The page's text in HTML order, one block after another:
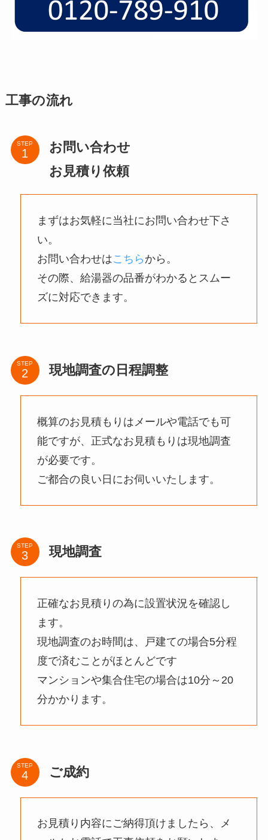
工事の流れ
STEP
お問い合わせ
お見積り依頼
まずはお気軽に当社にお問い合わせ下さ
い。
お問い合わせはこちら から。
その際、給湯器の品番がわかるとスムー
ズに対応できます。
STEP 現地調査の日程調整
概算のお見積もりはメールや電話でも可
能ですが、正式なお見積もりは現地調査
が必要です。
ご都合の良い日にお伺いいたします。
STEP 現地調査
正確なお見積りの為に設置状況を確認し
ます。
現地調査のお時間は、戸建ての場合5分程
度で済むことがほとんどです
マンションや集合住宅の場合は10分～20
分かかります。
STEP ご成約
お見積り内容にご納得頂けましたら、メ